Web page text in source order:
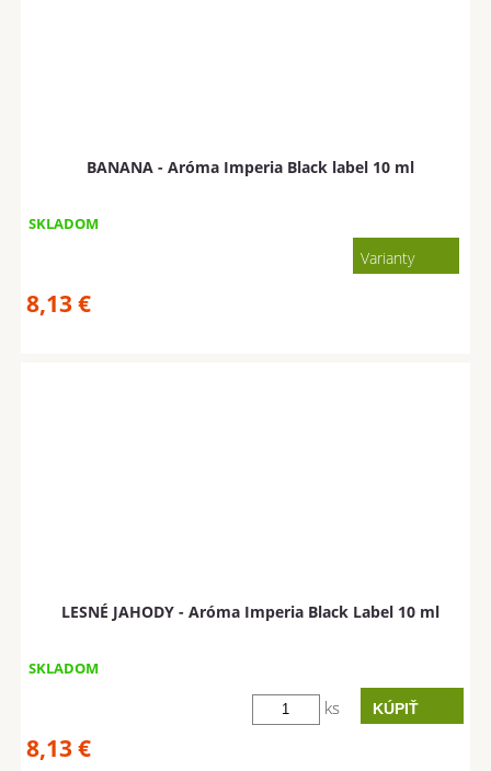
BANANA - Aróma Imperia Black label 10 ml
SKLADOM
Varianty
8,13€
LESNÉ JAHODY - Aróma Imperia Black Label 10 ml
SKLADOM
ks
8,13€